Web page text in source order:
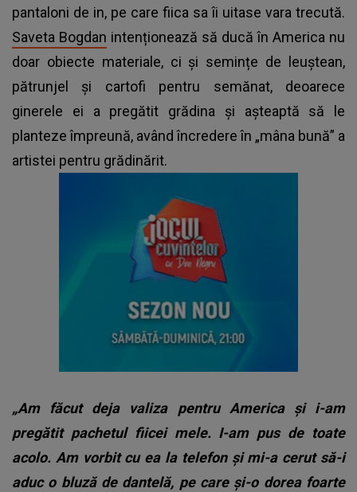
pantaloni de in, pe care fiica sa îi uitase vara trecută.
Saveta Bogdan intenționează să ducă în America nu
doar obiecte materiale, ci și semințe de leuștean,
pătrunjel și cartofi pentru semănat, deoarece
ginerele ei a pregătit grădina și așteaptă să le
planteze împreună, având încredere în „mâna bună” a
artistei pentru grădinărit.
„Am făcut deja valiza pentru America și i-am
pregătit pachetul fiicei mele. I-am pus de toate
acolo. Am vorbit cu ea la telefon și mi-a cerut să-i
aduc o bluză de dantelă, pe care și-o dorea foarte